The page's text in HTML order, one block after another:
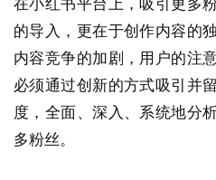
的导入，更在于创作内容的
内容竞争的加剧，用户的注
必须通过创新的方式吸引并
度，全面、深入、系统地分
多粉丝。